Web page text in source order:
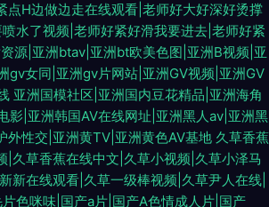
点H边做边走在线观看|老师好大好深好烫撑
水了视频|老师好紧好滑我要进去|老师好紧
源|亚洲btav|亚洲bt欧美色图|亚洲B视频|亚
gv女同|亚洲gv片网站|亚洲GV视频|亚洲GV
亚洲国模社区|亚洲国内豆花精品|亚洲海角
影|亚洲韩国AV在线网址|亚洲黑人av|亚洲黑
外性交|亚洲黄TV|亚洲黄色AV基地 久草香蕉
|久草香蕉在线中文|久草小视频|久草小泽马
新在线观看|久草一级棒视频|久草尹人在线|
色咪味|国产a片|国产A色情成人片|国产